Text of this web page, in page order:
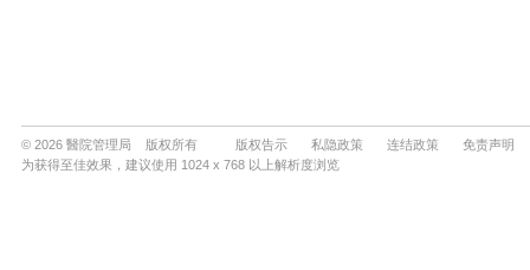
© 2026 醫院管理局 版权所有 版权告示 私隐政策 连结政策
免责声明
为获得至佳效果，建议使用 1024 x 768 以上解析度浏览